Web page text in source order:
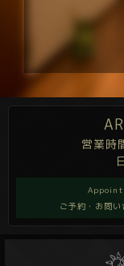
営業
ご予約・お問い